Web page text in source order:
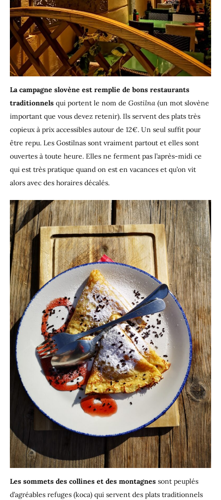
La campagne slovène est remplie de bons restaurants
traditionnels qui portent le nom de Gostilna (un mot slovène
important que vous devez retenir). Ils servent des plats très
copieux à prix accessibles autour de 12€. Un seul suffit pour
être repu. Les Gostilnas sont vraiment partout et elles sont
ouvertes à toute heure. Elles ne ferment pas l’après-midi ce
qui est très pratique quand on est en vacances et qu’on vit
alors avec des horaires décalés.
Les sommets des collines et des montagnes sont peuplés
d’agréables refuges (koca) qui servent des plats traditionnels